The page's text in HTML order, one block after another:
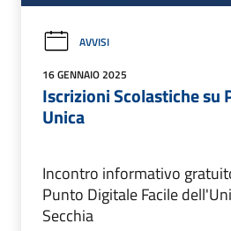
AVVISI
16 GENNAIO 2025
Iscrizioni Scolastiche su
Unica
Incontro informativo
Punto Digitale Facile
Secchia